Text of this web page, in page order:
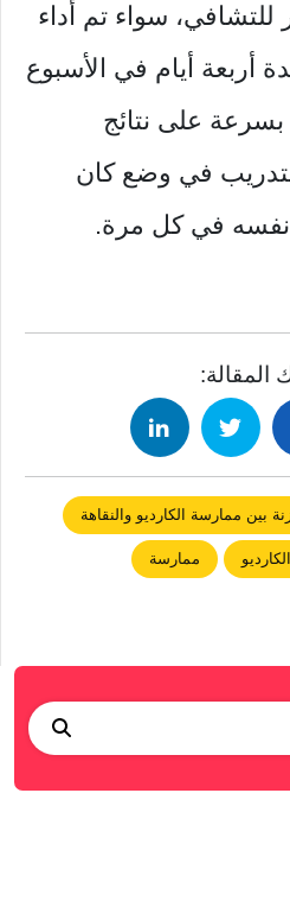
سواء تم أداء
أربعة أيام في الأسبوع
على نتائج
في وضع كان
نفسه في كل مرة.
المقالة:
بين ممارسة الكارديو والنقاهة
ممارسة